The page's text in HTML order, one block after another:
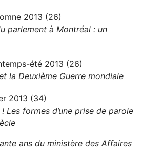
2013 (26)
parlement à Montréal : un
été 2013 (26)
la Deuxième Guerre mondiale
2013 (34)
Les formes d’une prise de parole
ans du ministère des Affaires